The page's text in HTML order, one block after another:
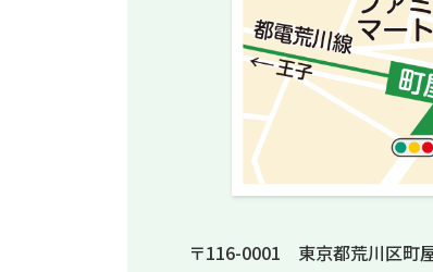
〒116-0001 東京都荒川区町